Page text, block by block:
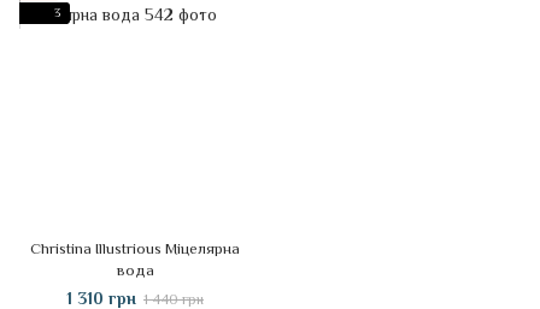
3
Christina Illustrious Міцелярна
вода
1 310 грн 1 440 грн